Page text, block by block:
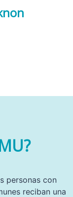
personas con
reciban una